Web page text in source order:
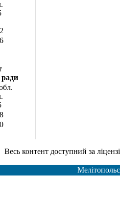
ради
за ліцензією Creative